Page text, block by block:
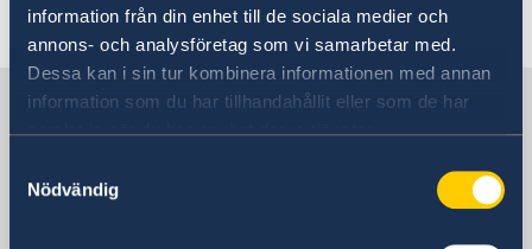
information från din enhet till de sociala medier och
annons- och analysföretag som vi samarbetar med.
Dessa kan i sin tur kombinera informationen med annan
information som du har tillhandahållit eller som de har
samlat in när du har använt deras tjänster.
Nödvändig
« 1 2 ... 31 32 33 34 35 »
Suecia en España
Embajada